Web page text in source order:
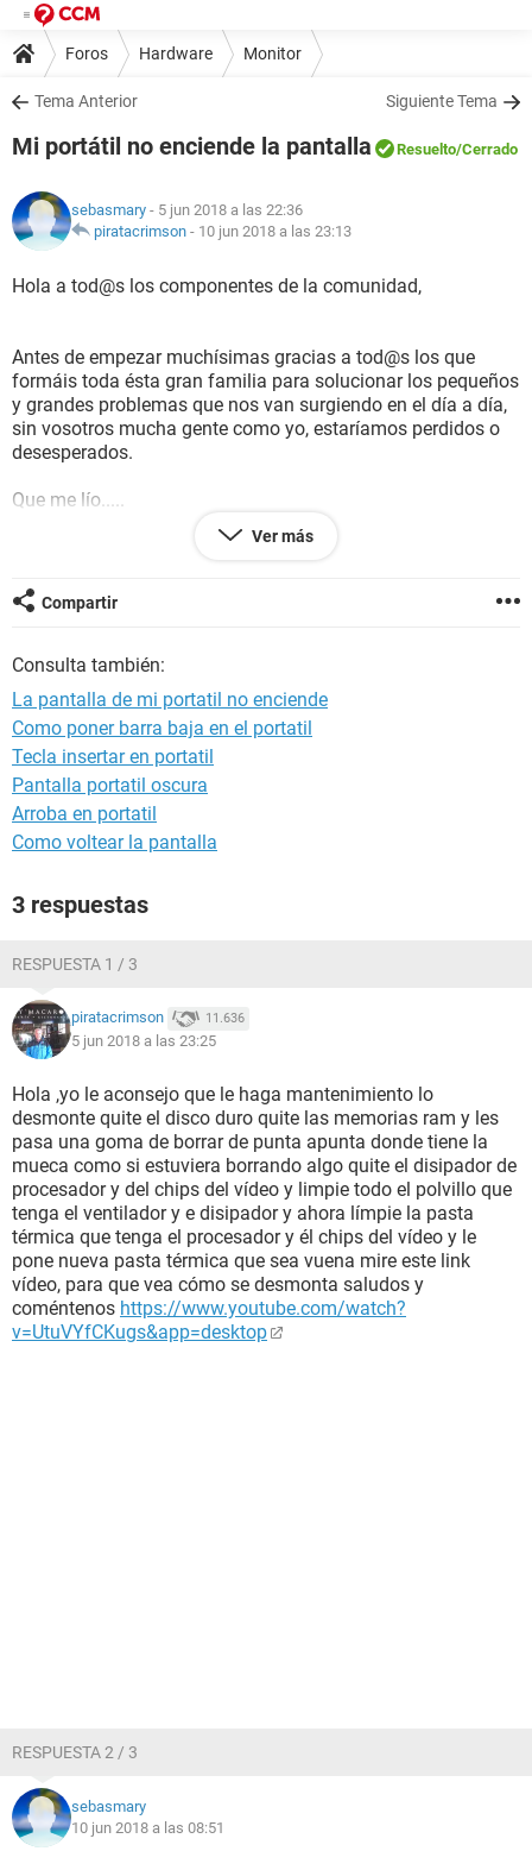
Foros Hardware Monitor
Tema Anterior Siguiente Tema
Mi portátil no enciende la pantalla Resuelto/Cerrado
sebasmary - 5 jun 2018 a las 22:36
piratacrimson - 10 jun 2018 a las 23:13
Hola a tod@s los componentes de la comunidad,
Antes de empezar muchísimas gracias a tod@s los que
formáis toda ésta gran familia para solucionar los pequeños
y grandes problemas que nos van surgiendo en el día a día,
sin vosotros mucha gente como yo, estaríamos perdidos o
desesperados.
Que me lío.....
Tengo un ordenador portátil, un Acer Aspire 5750
Cuando lo he encendido de manera normal, he entrado en
Google y me a dicho la página que Google no respondía y de
rayas, cuadros...) y se a quedado en negro, sin imagen.
Me he fijado también que por donde se refrigera el pc estaba
excesivamente caliente, otras veces no me he mirado, pero
para llevar 15 minutos encendido y estar así !?!?!?!
Muchas veces lo he tenido 2 días seguidos encendido, cómo
estaría a las dos horas ?!?!?!?!
Un saludo
Ver más
Compartir
Consulta también:
La pantalla de mi portatil no enciende
Como poner barra baja en el portatil
Tecla insertar en portatil
Pantalla portatil oscura
Arroba en portatil
Como voltear la pantalla
3 respuestas
RESPUESTA 1 / 3
piratacrimson 11.636
5 jun 2018 a las 23:25
Hola ,yo le aconsejo que le haga mantenimiento lo
desmonte quite el disco duro quite las memorias ram y les
pasa una goma de borrar de punta apunta donde tiene la
mueca como si estuviera borrando algo quite el disipador de
procesador y del chips del vídeo y limpie todo el polvillo que
tenga el ventilador y e disipador y ahora límpie la pasta
térmica que tenga el procesador y él chips del vídeo y le
pone nueva pasta térmica que sea vuena mire este link
vídeo, para que vea cómo se desmonta saludos y
coméntenos https://www.youtube.com/watch?
v=UtuVYfCKugs&app=desktop
RESPUESTA 2 / 3
sebasmary
10 jun 2018 a las 08:51